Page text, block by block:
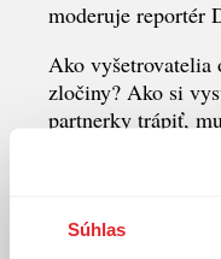
Súhlas
moderuje reportér
Ako vyšetrovatelia
zločiny? Ako si
partnerky trápiť,
možné, že mu
Historická true